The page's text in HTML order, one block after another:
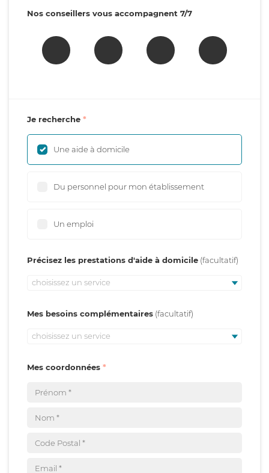
Nos conseillers vous accompagnent 7/7
Je recherche
Une aide à domicile
Du personnel pour mon établissement
Un emploi
Précisez les prestations d'aide à domicile
choisissez un service
Mes besoins complémentaires
choisissez un service
Mes coordonnées